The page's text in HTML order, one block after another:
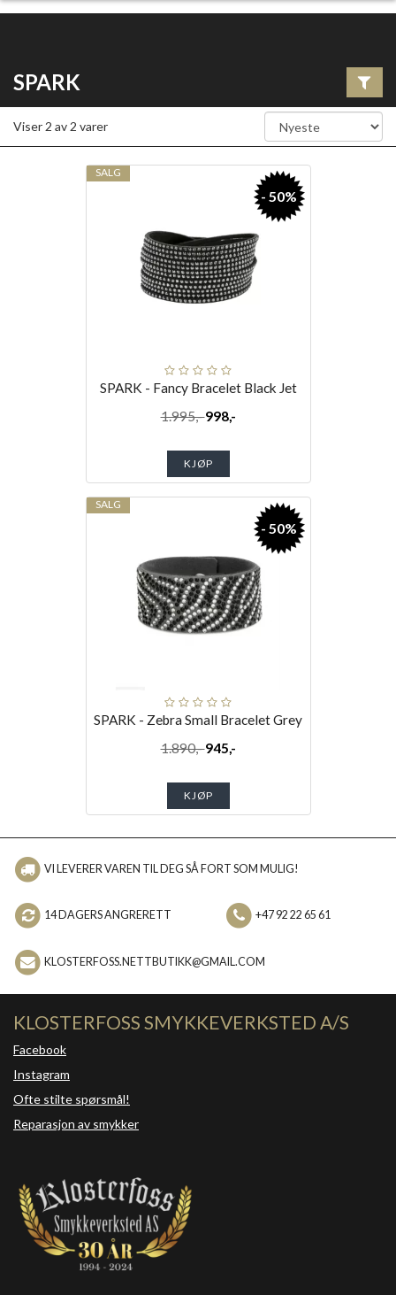
SPARK
Viser 2 av 2 varer
SALG
- 50%
SPARK - Fancy Bracelet Black Jet
1.995,-998,-
KJØP
SALG
- 50%
SPARK - Zebra Small Bracelet Grey
1.890,-945,-
KJØP
VI LEVERER VAREN TIL DEG SÅ FORT SOM MULIG!
14 DAGERS ANGRERETT +47 92 22 65 61
KLOSTERFOSS.NETTBUTIKK@GMAIL.COM
KLOSTERFOSS SMYKKEVERKSTED A/S
Facebook
Instagram
Ofte stilte spørsmål!
Reparasjon av smykker